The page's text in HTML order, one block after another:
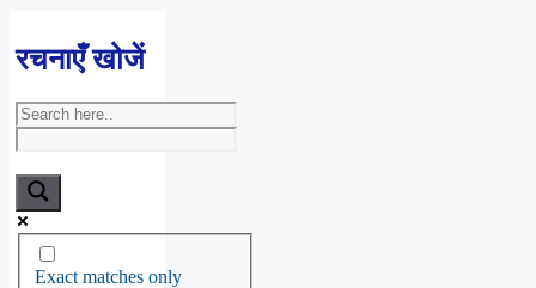
रचनाएँ खोजें
Exact matches only